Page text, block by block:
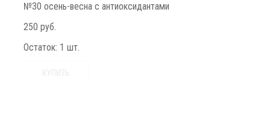
№30 осень-весна с антиоксидантами
250 руб.
Остаток: 1 шт.